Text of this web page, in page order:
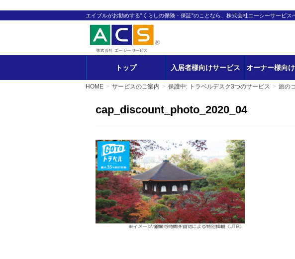
エイブルがお勧めする"くらしの保険・保証"のことなら、株式会社エーシーサービス
トップ 入居者様向けサービス オーナー様向
HOME サービスのご案内 保護中: トラベルデスク3つのサービス 旅の
cap_discount_photo_2020_04